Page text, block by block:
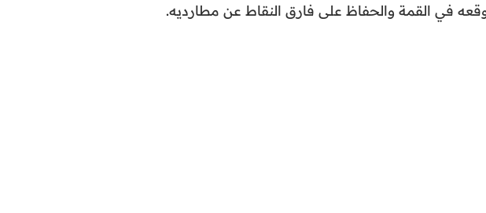
في القمة والحفاظ على فارق النقاط عن مطارديه.